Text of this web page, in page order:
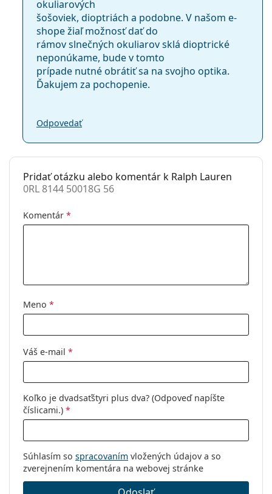
okuliarových
šošoviek, dioptriách a podobne. V našom e-
shope žiaľ možnosť dať do
rámov slnečných okuliarov sklá dioptrické
neponúkame, bude v tomto
prípade nutné obrátiť sa na svojho optika.
Ďakujem za pochopenie.
Odpovedať
Pridať otázku alebo komentár k Ralph Lauren
0RL 8144 50018G 56
Komentár *
Meno *
Váš e-mail *
Koľko je dvadsaťštyri plus dva? (Odpoveď napíšte
číslicami.) *
Súhlasím so spracovaním vložených údajov a so
zverejnením komentára na webovej stránke